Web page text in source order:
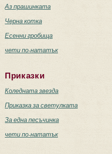
Аз прашинката
Черна котка
Есенни гробища
чети по-нататък
Приказки
Коледната звезда
Приказка за светулката
За една песъчинка
чети по-нататък